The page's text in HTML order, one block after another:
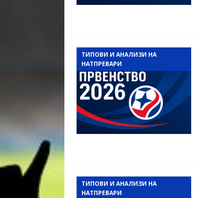
ТИПОВИ И АНАЛИЗИ НА
НАТПРЕВАРИ
ТИПОВИ И АНАЛИЗИ НА
НАТПРЕВАРИ